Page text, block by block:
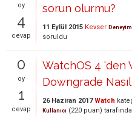
oy
4
cevap
sorun olurmu?
11 Eylül 2015 Kevser
soruldu
0
oy
1
cevap
WatchOS 4 'den
Downgrade Nasıl
26 Haziran 2017 Watch
Kullanıcı (220 puan)